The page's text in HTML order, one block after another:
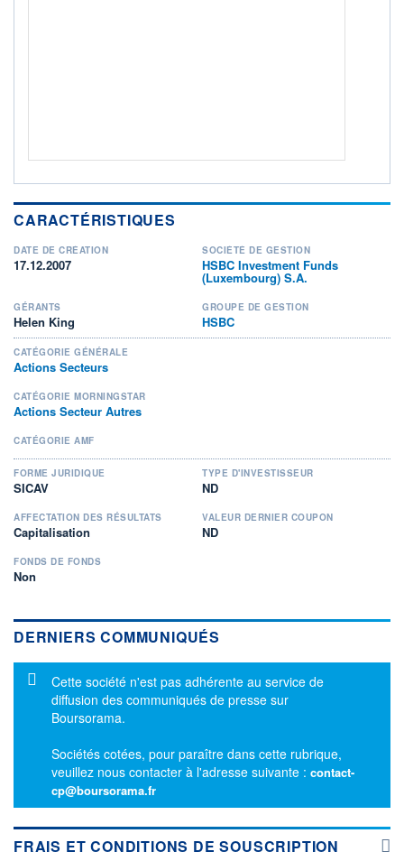
CARACTÉRISTIQUES
DATE DE CRÉATION
17.12.2007
SOCIÉTÉ DE GESTION
HSBC Investment Funds
(Luxembourg) S.A.
GÉRANTS
Helen King
GROUPE DE GESTION
HSBC
CATÉGORIE GÉNÉRALE
Actions Secteurs
CATÉGORIE MORNINGSTAR
Actions Secteur Autres
CATÉGORIE AMF
FORME JURIDIQUE
SICAV
TYPE D'INVESTISSEUR
ND
AFFECTATION DES RÉSULTATS
Capitalisation
VALEUR DERNIER COUPON
ND
FONDS DE FONDS
Non
DERNIERS COMMUNIQUÉS
Message d'information
Cette société n'est pas adhérente au service de
diffusion des communiqués de presse sur
Boursorama.
Sociétés cotées, pour paraître dans cette rubrique,
veuillez nous contacter à l'adresse suivante : contact-
cp@boursorama.fr
FRAIS ET CONDITIONS DE SOUSCRIPTION